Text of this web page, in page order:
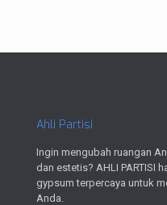
Ahli Partisi
Ingin mengubah ruangan
dan estetis? AHLI PARTISI
gypsum terpercaya untuk
Anda.